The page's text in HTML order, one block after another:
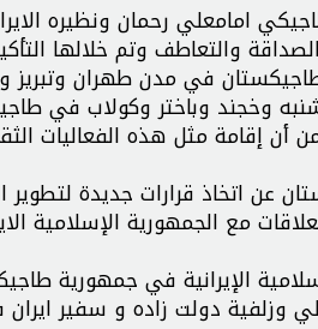
امامعلي رحمان ونظيره
والتعاطف وتم خلالها
في مدن طهران وتبريز
وخجند وباختر وكولاب في
أن إقامة مثل هذه الفعاليات
اتخاذ قرارات جديدة لتطوير
مع الجمهورية الإسلامية
الإيرانية في جمهورية
وزلفية دولت زاده و سفير